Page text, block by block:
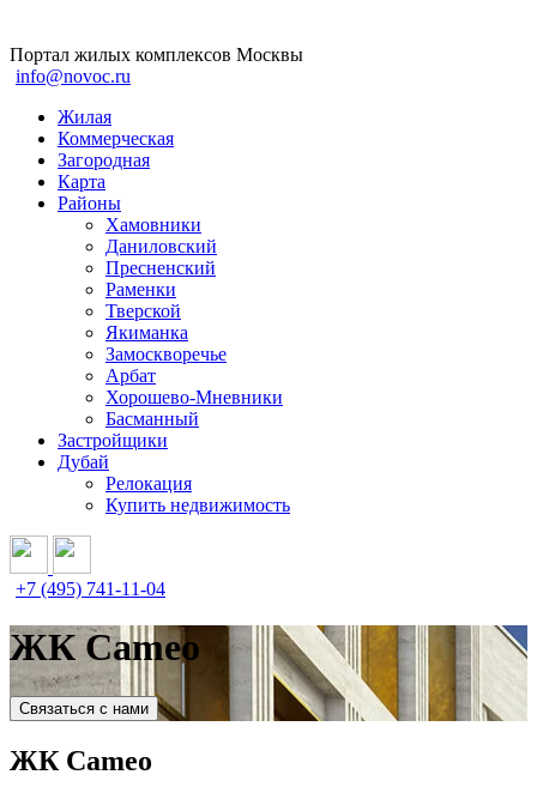
Портал жилых комплексов Москвы
info@novoc.ru
Жилая
Коммерческая
Загородная
Карта
Районы
Хамовники
Даниловский
Пресненский
Раменки
Тверской
Якиманка
Замоскворечье
Арбат
Хорошево-Мневники
Басманный
Застройщики
Дубай
Релокация
Купить недвижимость
+7 (495) 741-11-04
ЖК Cameo
Связаться с нами
ЖК Cameo